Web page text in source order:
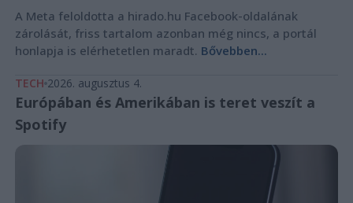
A Meta feloldotta a hirado.hu Facebook-oldalának
zárolását, friss tartalom azonban még nincs, a portál
honlapja is elérhetetlen maradt. Bővebben...
TECH 2026. augusztus 4.
Európában és Amerikában is teret veszít a
Spotify